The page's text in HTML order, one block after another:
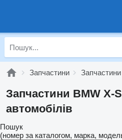
Запчастини
Запчастини BMW X-
автомобілів
Пошук
(номер за каталогом, марка,